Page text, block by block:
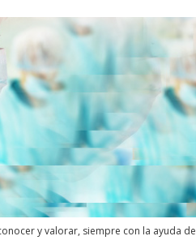
y valorar, siempre con la ayuda de